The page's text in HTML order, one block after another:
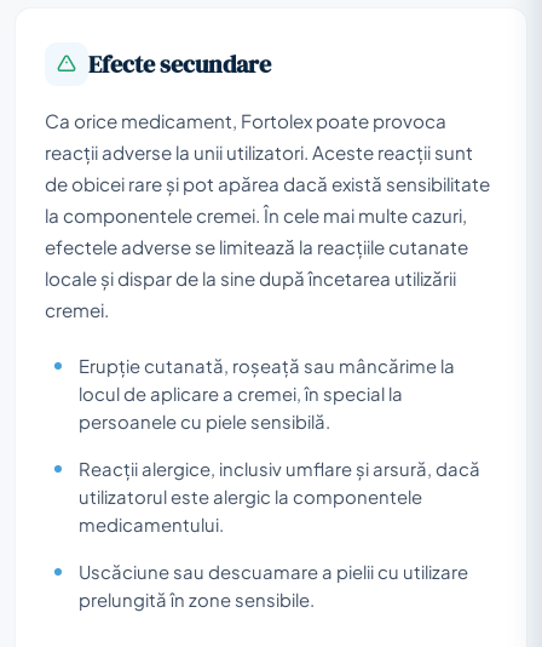
Efecte secundare
Ca orice medicament, Fortolex poate provoca
reacții adverse la unii utilizatori. Aceste reacții sunt
de obicei rare și pot apărea dacă există sensibilitate
la componentele cremei. În cele mai multe cazuri,
efectele adverse se limitează la reacțiile cutanate
locale și dispar de la sine după încetarea utilizării
cremei.
Erupție cutanată, roșeață sau mâncărime la
locul de aplicare a cremei, în special la
persoanele cu piele sensibilă.
Reacții alergice, inclusiv umflare și arsură, dacă
utilizatorul este alergic la componentele
medicamentului.
Uscăciune sau descuamare a pielii cu utilizare
prelungită în zone sensibile.